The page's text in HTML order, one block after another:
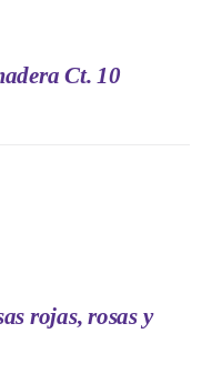
Ct. 10
rojas, rosas y